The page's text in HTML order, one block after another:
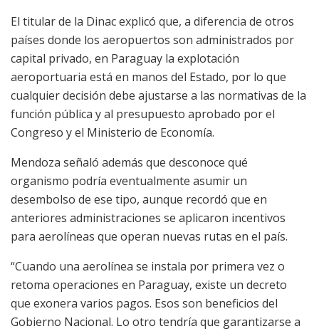
El titular de la Dinac explicó que, a diferencia de otros
países donde los aeropuertos son administrados por
capital privado, en Paraguay la explotación
aeroportuaria está en manos del Estado, por lo que
cualquier decisión debe ajustarse a las normativas de la
función pública y al presupuesto aprobado por el
Congreso y el Ministerio de Economía.
Mendoza señaló además que desconoce qué
organismo podría eventualmente asumir un
desembolso de ese tipo, aunque recordó que en
anteriores administraciones se aplicaron incentivos
para aerolíneas que operan nuevas rutas en el país.
“Cuando una aerolínea se instala por primera vez o
retoma operaciones en Paraguay, existe un decreto
que exonera varios pagos. Esos son beneficios del
Gobierno Nacional. Lo otro tendría que garantizarse a